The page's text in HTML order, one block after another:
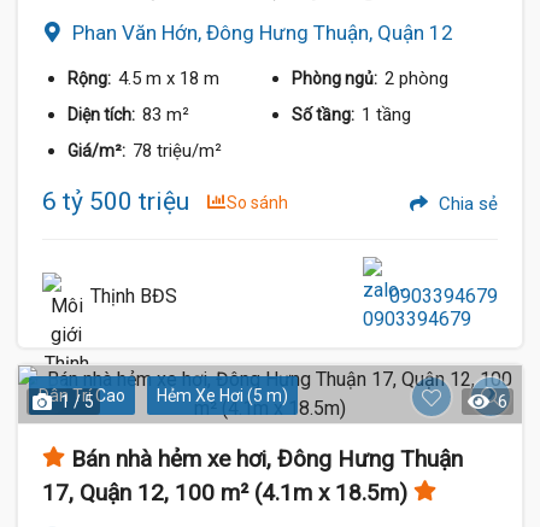
Phan Văn Hớn, Đông Hưng Thuận, Quận 12
Rộng: 4.5 m x 18 m Phòng ngủ: 2 phòng
Diện tích: 83 m² Số tầng: 1 tầng
Giá/m²: 78 triệu/m²
6 tỷ 500 triệu So sánh Chia sẻ
Thịnh BĐS 0903394679
Dân Trí Cao Hẻm Xe Hơi (5 m)
1 / 5 6
Bán nhà hẻm xe hơi, Đông Hưng Thuận
17, Quận 12, 100 m² (4.1m x 18.5m)